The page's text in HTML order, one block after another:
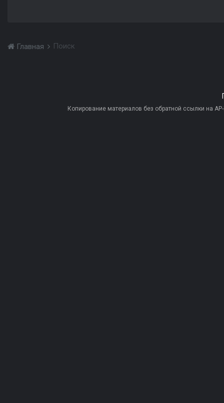
Главная Поиск
Копирование материалов без обратной ссылки на